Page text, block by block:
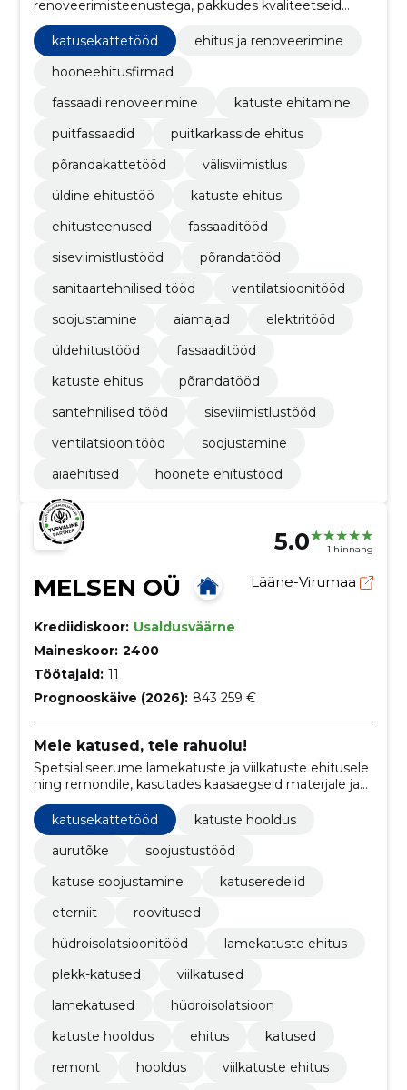
renoveerimisteenustega, pakkudes kvaliteetseid
lahendusi fassaadide renoveerimisel,
katusekattetöödel, puitfassaadide ehitamisel ning
üldiste ehitus- ja remonttöödega.
katusekattetööd
ehitus ja renoveerimine
hooneehitusfirmad
fassaadi renoveerimine
katuste ehitamine
puitfassaadid
puitkarkasside ehitus
põrandakattetööd
välisviimistlus
üldine ehitustöö
katuste ehitus
ehitusteenused
fassaaditööd
siseviimistlustööd
põrandatööd
sanitaartehnilised tööd
ventilatsioonitööd
soojustamine
aiamajad
elektritööd
üldehitustööd
fassaaditööd
katuste ehitus
põrandatööd
santehnilised tööd
siseviimistlustööd
ventilatsioonitööd
soojustamine
aiaehitised
hoonete ehitustööd
5.0 1 hinnang
MELSEN OÜ Lääne-Virumaa
Krediidiskoor: Usaldusväärne
Maineskoor: 2400
Töötajaid: 11
Prognooskäive (2026): 843 259 €
Meie katused, teie rahuolu!
Spetsialiseerume lamekatuste ja viilkatuste ehitusele
ning remondile, kasutades kaasaegseid materjale ja
töövahendeid, et tagada kvaliteetne katuseteenus
aastaringselt.
katusekattetööd
katuste hooldus
aurutõke
soojustustööd
katuse soojustamine
katuseredelid
eterniit
roovitused
hüdroisolatsioonitööd
lamekatuste ehitus
plekk-katused
viilkatused
lamekatused
hüdroisolatsioon
katuste hooldus
ehitus
katused
remont
hooldus
viilkatuste ehitus